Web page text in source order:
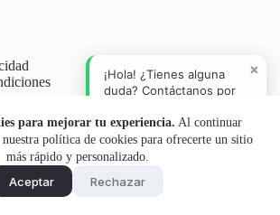
para mejorar tu experiencia. Al continuar
nuestra política de cookies para ofrecerte un sitio
más rápido y personalizado.
Aceptar Rechazar
Arrepentimiento
Boutique del Automovil SRL- Todos los
×
¡Hola! ¿Tienes alguna
duda? Contáctanos por